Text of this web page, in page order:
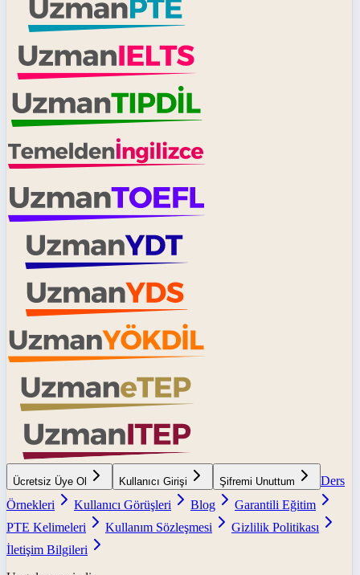
Ücretsiz Üye Ol Kullanıcı Girişi Şifremi Unuttum
Ders
Örnekleri
Kullanıcı Görüşleri Blog
Garantili Eğitim
PTE Kelimeleri
Kullanım Sözleşmesi
Gizlilik Politikası
İletişim Bilgileri